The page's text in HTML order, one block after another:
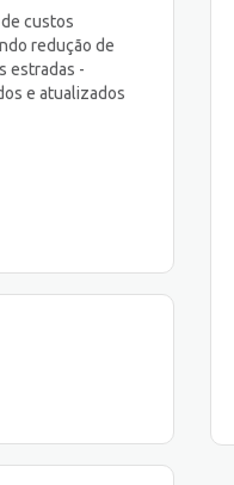
custos
redução de
estradas -
e atualizados